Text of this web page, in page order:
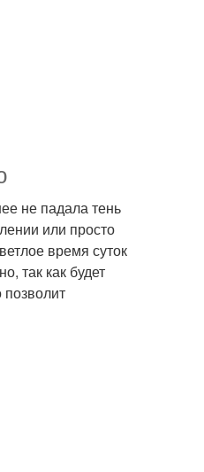
не падала тень
или просто
время суток
так как будет
позволит